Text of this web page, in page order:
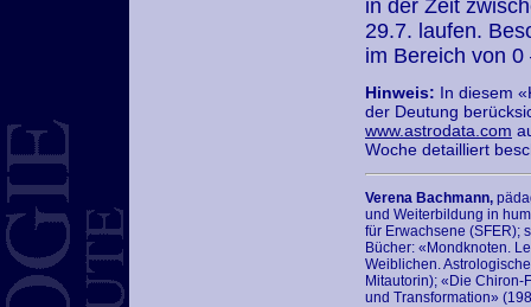
in der Zeit
29.7. laufen.
im Bereich von
Hinweis: In diesem
der Deutung
www.astrodata.com
Woche detailliert
Verena Bachmann,
und Weiterbildung in
für Erwachsene (SFER);
Bücher: «Mondknoten.
Weiblichen.
Mitautorin); «Die Chiron-
und Transformation»